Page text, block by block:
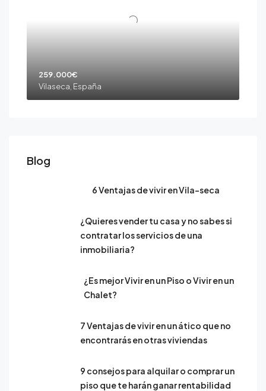
259.000€
Vilaseca, España
Blog
6 Ventajas de vivir en Vila-seca
¿Quieres vender tu casa y no sabes si
contratar los servicios de una
inmobiliaria?
¿Es mejor Vivir en un Piso o Vivir en un
Chalet?
7 Ventajas de vivir en un ático que no
encontrarás en otras viviendas
9 consejos para alquilar o comprar un
piso que te harán ganar rentabilidad